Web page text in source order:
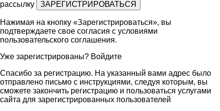
рассылку
Нажимая на кнопку «Зарегистрироваться», вы
подтверждаете свое согласия с условиями
пользовательского соглашения.
Уже зарегистрированы? Войдите
Спасибо за регистрацию. На указанный вами адрес было
отправлено письмо с инструкциями, следуя которым, вы
сможете закончить регистрацию и пользоваться услугами
сайта для зарегистрированных пользователей